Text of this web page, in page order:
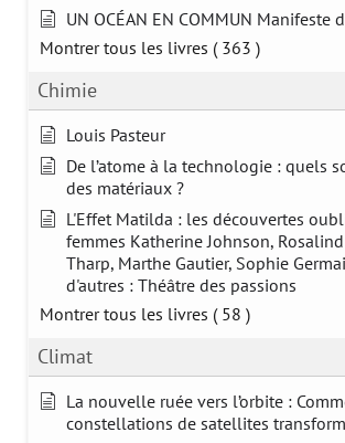
UN OCÉAN EN COMMUN Manifeste
Montrer tous les livres ( 363 )
Chimie
Louis Pasteur
De l’atome à la technologie : quels
des matériaux ?
L'Effet Matilda : les découvertes
femmes Katherine Johnson,
Tharp, Marthe Gautier, Sophie
d'autres : Théâtre des passions
Montrer tous les livres ( 58 )
Climat
La nouvelle ruée vers l’orbite :
constellations de satellites